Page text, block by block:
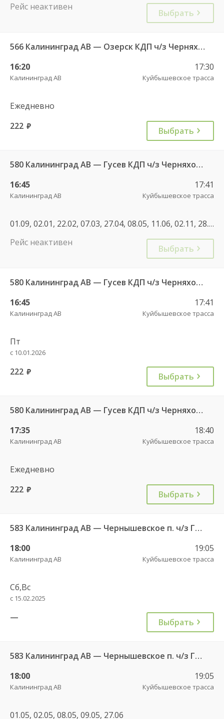
Рейс неактивен
Выбрать
566 Калининград АВ — Озерск КДП ч/з Черняховск АС
16:20
Калининград АВ
17:30
Куйбышевское трасса
Ежедневно
222 руб. Выбрать
580 Калининград АВ — Гусев КДП ч/з Черняховск АС
16:45
Калининград АВ
17:41
Куйбышевское трасса
01.09, 02.01, 22.02, 07.03, 27.04, 08.05, 11.06, 02.11, 28.12, 02.01, 30.04, 07.05, 11.06, 01.11, 07.12, 01.01, 02.01
Рейс неактивен
Выбрать
580 Калининград АВ — Гусев КДП ч/з Черняховск АС
16:45
Калининград АВ
17:41
Куйбышевское трасса
Пт
с 10.01.2026
222 руб. Выбрать
580 Калининград АВ — Гусев КДП ч/з Черняховск АС
17:35
Калининград АВ
18:40
Куйбышевское трасса
Ежедневно
222 руб. Выбрать
583 Калининград АВ — Чернышевское п. ч/з Гвардейск КДП, Черняховск АС
18:00
Калининград АВ
19:05
Куйбышевское трасса
Сб,Вс
с 15.02.2025
— Выбрать
583 Калининград АВ — Чернышевское п. ч/з Гвардейск КДП, Черняховск АС
18:00
Калининград АВ
19:05
Куйбышевское трасса
01.05, 02.05, 08.05, 09.05, 27.06